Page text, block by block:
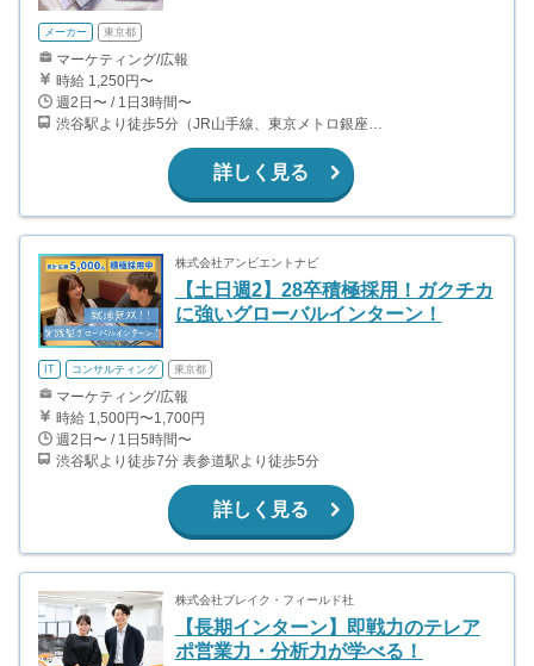
メーカー 東京都
マーケティング/広報
時給 1,250円〜
週2日〜 / 1日3時間〜
渋谷駅より徒歩5分（JR山手線、東京メトロ銀座・半蔵門・副都心線）
詳しく見る
株式会社アンビエントナビ
【土日週2】28卒積極採用！ガクチカ
に強いグローバルインターン！
IT コンサルティング 東京都
マーケティング/広報
時給 1,500円〜1,700円
週2日〜 / 1日5時間〜
渋谷駅より徒歩7分 表参道駅より徒歩5分
詳しく見る
株式会社ブレイク・フィールド社
【長期インターン】即戦力のテレア
ポ営業力・分析力が学べる！